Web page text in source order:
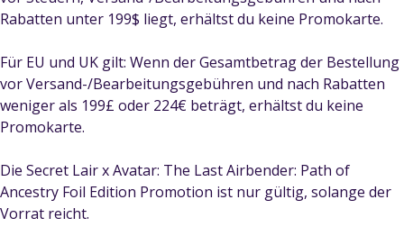
Rabatten unter 199$ liegt, erhältst du keine Promokarte.
Für EU und UK gilt: Wenn der Gesamtbetrag der Bestellung
vor Versand-/Bearbeitungsgebühren und nach Rabatten
weniger als 199£ oder 224€ beträgt, erhältst du keine
Promokarte.
Die Secret Lair x Avatar: The Last Airbender: Path of
Ancestry Foil Edition Promotion ist nur gültig, solange der
Vorrat reicht.